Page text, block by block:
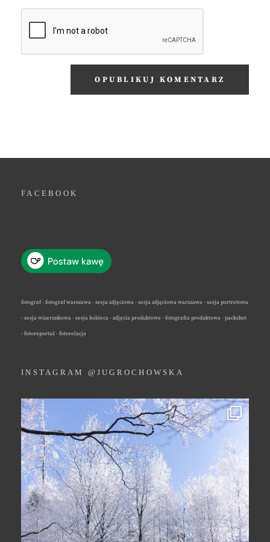
FACEBOOK
fotograf · fotograf warszawa · sesja zdjęciowa · sesja zdjęciowa warszawa · sesja portretowa
· sesja wizerunkowa · sesja kobieca · zdjęcia produktowe · fotografia produktowa · packshot
· fotoreportaż · fotorelacja
INSTAGRAM @JUGROCHOWSKA